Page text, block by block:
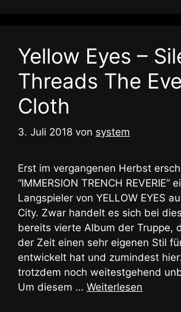
Yellow Eyes –
Threads The
Cloth
3. Juli 2018 von system
Erst im vergangenen Herbst
“IMMERSION TRENCH REVERIE“
Langspieler von YELLOW EYES
City. Zwar handelt es sich bei
bereits vierte Album der Truppe,
der Zeit einen sehr eigenen Stil
entwickelt hat und zumindest
trotzdem noch weitestgehend
Um diesem … Weiterlesen